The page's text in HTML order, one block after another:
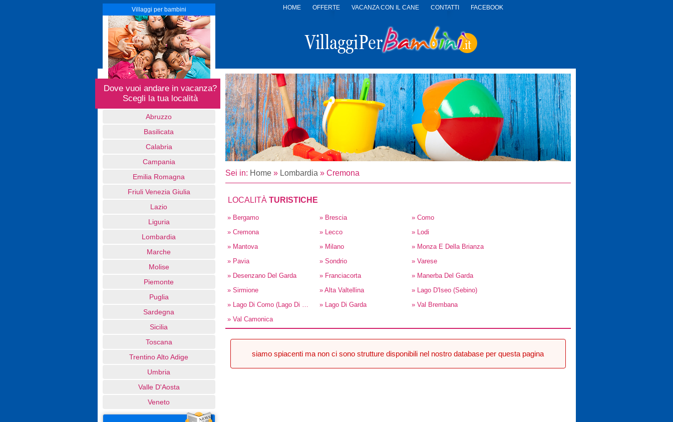
HOME OFFERTE VACANZA CON IL CANE CONTATTI
FACEBOOK
PER
BAMBINI
Villaggi per bambini
Dove vuoi andare in vacanza?
Scegli la tua località
Abruzzo
Basilicata
Calabria
Campania
Emilia Romagna
Friuli Venezia Giulia
Lazio
Liguria
Lombardia
Marche
Molise
Piemonte
Puglia
Sardegna
Sicilia
Toscana
Trentino Alto Adige
Umbria
Valle D'Aosta
Veneto
Sei in: Home» Lombardia » Cremona
LOCALITÀ TURISTICHE
» Bergamo » Brescia
» Como
» Cremona
» Lecco
» Lodi
» Mantova
» Milano
» Monza E Della Brianza
» Pavia
» Sondrio
» Varese
» Desenzano Del Garda
» Franciacorta
» Manerba Del Garda
» Sirmione
» Alta Valtellina
» Lago D'Iseo (Sebino)
» Lago Di Como (Lago Di Lecco)
» Lago Di Garda
» Val Brembana
» Val Camonica
siamo spiacenti ma non ci sono strutture disponibili nel nostro database per questa pagina